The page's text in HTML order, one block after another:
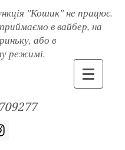
"Кошик" не працює.
в вайбер, на
або в
режимі.